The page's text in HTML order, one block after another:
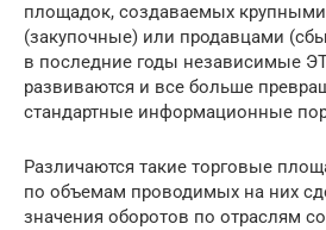
площадок, создаваемых
(закупочные) или продавцами
в последние годы независимые
развиваются и все больше
стандартные информационные
Различаются такие торговые
по объемам проводимых на них
значения оборотов по отраслям